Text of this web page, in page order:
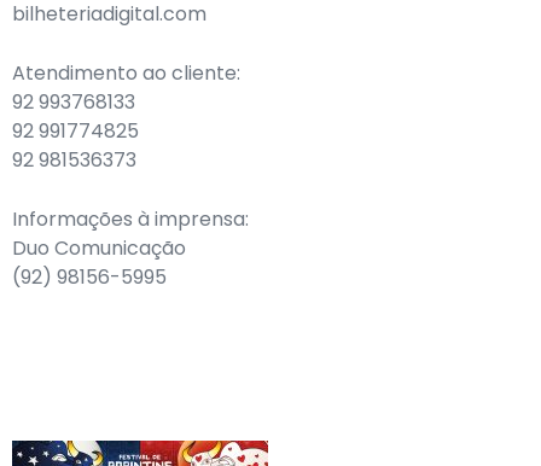
bilheteriadigital.com
Atendimento ao cliente:
92 993768133
92 991774825
92 981536373
Informações à imprensa:
Duo Comunicação
(92) 98156-5995